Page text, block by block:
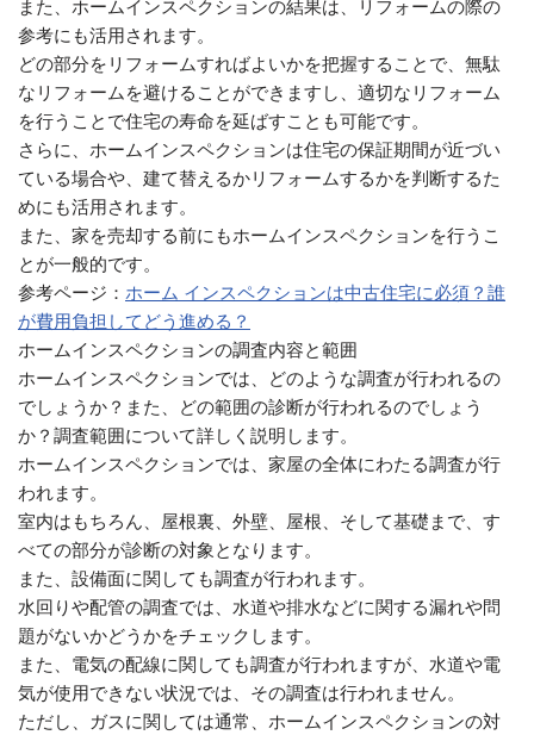
また、ホームインスペクションの結果は、リフォームの際の
参考にも活用されます。
どの部分をリフォームすればよいかを把握することで、無駄
なリフォームを避けることができますし、適切なリフォーム
を行うことで住宅の寿命を延ばすことも可能です。
さらに、ホームインスペクションは住宅の保証期間が近づい
ている場合や、建て替えるかリフォームするかを判断するた
めにも活用されます。
また、家を売却する前にもホームインスペクションを行うこ
とが一般的です。
参考ページ： ホーム インスペクションは中古住宅に必須？誰
が費用負担してどう進める？
ホームインスペクションの調査内容と範囲
ホームインスペクションでは、どのような調査が行われるの
でしょうか？また、どの範囲の診断が行われるのでしょう
か？調査範囲について詳しく説明します。
ホームインスペクションでは、家屋の全体にわたる調査が行
われます。
室内はもちろん、屋根裏、外壁、屋根、そして基礎まで、す
べての部分が診断の対象となります。
また、設備面に関しても調査が行われます。
水回りや配管の調査では、水道や排水などに関する漏れや問
題がないかどうかをチェックします。
また、電気の配線に関しても調査が行われますが、水道や電
気が使用できない状況では、その調査は行われません。
ただし、ガスに関しては通常、ホームインスペクションの対